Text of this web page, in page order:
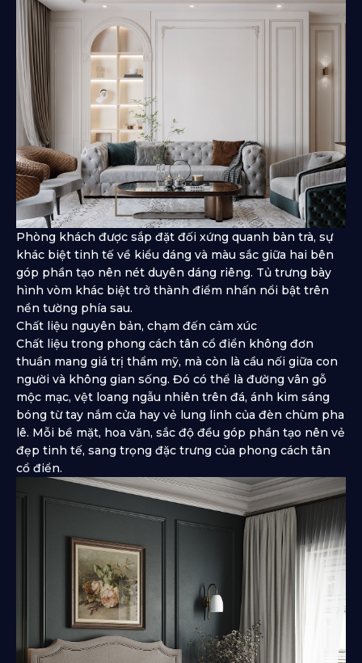
Phòng khách được sắp đặt đối xứng quanh bàn trà, sự
khác biệt tinh tế về kiểu dáng và màu sắc giữa hai bên
góp phần tạo nên nét duyên dáng riêng. Tủ trưng bày
hình vòm khác biệt trở thành điểm nhấn nổi bật trên
nền tường phía sau.
Chất liệu nguyên bản, chạm đến cảm xúc
Chất liệu trong phong cách tân cổ điển không đơn
thuần mang giá trị thẩm mỹ, mà còn là cầu nối giữa con
người và không gian sống. Đó có thể là đường vân gỗ
mộc mạc, vệt loang ngẫu nhiên trên đá, ánh kim sáng
bóng từ tay nắm cửa hay vẻ lung linh của đèn chùm pha
lê. Mỗi bề mặt, hoa văn, sắc độ đều góp phần tạo nên vẻ
đẹp tinh tế, sang trọng đặc trưng của phong cách tân
cổ điển.